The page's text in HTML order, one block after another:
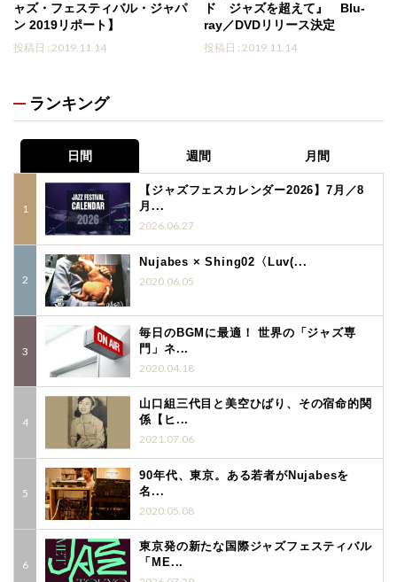
ャズ・フェスティバル・ジャパ
ン 2019リポート】
投稿日 : 2019.11.14
ド ジャズを超えて』 Blu-
ray／DVDリリース決定
投稿日 : 2019.11.14
ランキング
日間 週間 月間
【ジャズフェスカレンダー2026】7月／8
月...
2026.06.27
Nujabes × Shing02〈Luv(...
2020.06.05
毎日のBGMに最適！ 世界の「ジャズ専
門」ネ...
2020.04.18
山口組三代目と美空ひばり、その宿命的関
係【ヒ...
2021.07.06
90年代、東京。ある若者がNujabesを
名...
2020.05.08
東京発の新たな国際ジャズフェスティバル
「ME...